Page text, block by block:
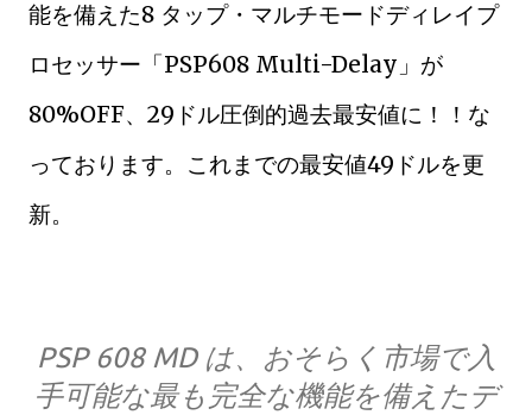
能を備えた8 タップ・マルチモードディレイプ
ロセッサー「PSP608 Multi-Delay」が
80%OFF、29ドル圧倒的過去最安値に！！な
っております。これまでの最安値49ドルを更
新。
PSP 608 MD は、おそらく市場で入
手可能な最も完全な機能を備えたデ